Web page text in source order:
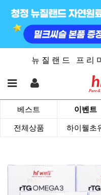
뉴 질 랜 드 프 리
베스트 이벤트
전체상품 하이웰초